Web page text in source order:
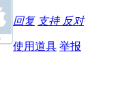
回复 支持 反对
使用道具 举报